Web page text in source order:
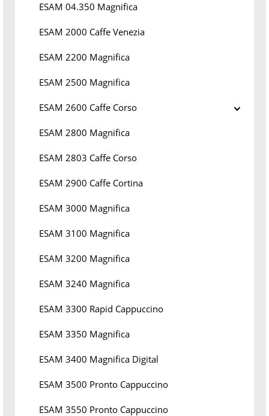
ESAM 04.350 Magnifica
ESAM 2000 Caffe Venezia
ESAM 2200 Magnifica
ESAM 2500 Magnifica
ESAM 2600 Caffe Corso
ESAM 2800 Magnifica
ESAM 2803 Caffe Corso
ESAM 2900 Caffe Cortina
ESAM 3000 Magnifica
ESAM 3100 Magnifica
ESAM 3200 Magnifica
ESAM 3240 Magnifica
ESAM 3300 Rapid Cappuccino
ESAM 3350 Magnifica
ESAM 3400 Magnifica Digital
ESAM 3500 Pronto Cappuccino
ESAM 3550 Pronto Cappuccino